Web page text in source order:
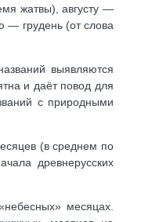
жатвы), августу —
— грудень (от слова
выявляются
и даёт повод для
с природными
(в среднем по
древнерусских
месяцах.